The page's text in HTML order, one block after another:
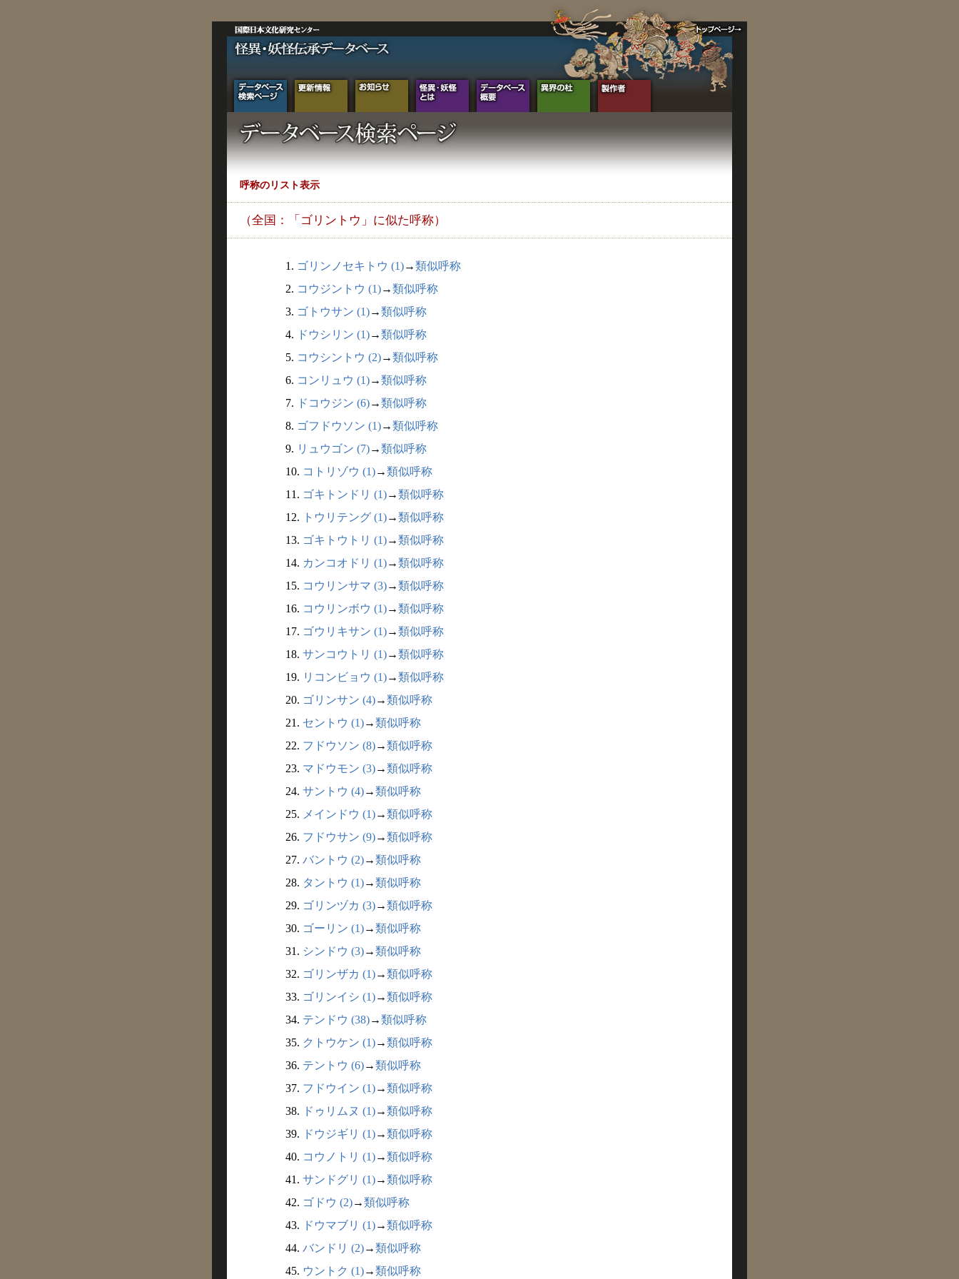
呼称のリスト表示
（全国：「ゴリントウ」に似た呼称）
1. ゴリンノセキトウ (1)→類似呼称
2. コウジントウ (1)→類似呼称
3. ゴトウサン (1)→類似呼称
4. ドウシリン (1)→類似呼称
5. コウシントウ (2)→類似呼称
6. コンリュウ (1)→類似呼称
7. ドコウジン (6)→類似呼称
8. ゴフドウソン (1)→類似呼称
9. リュウゴン (7)→類似呼称
10. コトリゾウ (1)→類似呼称
11. ゴキトンドリ (1)→類似呼称
12.
トウリテング (1)→類似呼称
13. ゴキトウトリ (1)→類似呼称
14. カンコオドリ (1)→類似呼称
15. コウリンサマ (3)→類似呼称
16. コウリンボウ (1)→類似呼称
17. ゴウリキサン (1)→類似呼称
18. サンコウトリ (1)→類似呼称
19. リコンビョウ (1)→類似呼称
20. ゴリンサン (4)→類似呼称
21. セントウ (1)→類似呼称
22. フドウソン (8)→類似呼称
23. マドウモン (3)→類似呼称
24. サントウ (4)→類似呼称
25. メインドウ (1)→類似呼称
26. フドウサン (9)→類似呼称
27. バントウ (2)→類似呼称
28. タントウ (1)→類似呼称
29. ゴリンヅカ (3)→類似呼称
30. ゴーリン (1)→類似呼称
31. シンドウ (3)→類似呼称
32. ゴリンザカ (1)→類似呼称
33. ゴリンイシ (1)→類似呼称
34. テンドウ (38)→類似呼称
35. クトウケン (1)→類似呼称
36. テントウ (6)→類似呼称
37. フドウイン (1)→類似呼称
38. ドゥリムヌ (1)→類似呼称
39. ドウジギリ (1)→類似呼称
40. コウノトリ (1)→類似呼称
41. サンドグリ (1)→類似呼称
42. ゴドウ (2)→類似呼称
43. ドウマブリ (1)→類似呼称
44. バンドリ (2)→類似呼称
45. ウントク (1)→類似呼称